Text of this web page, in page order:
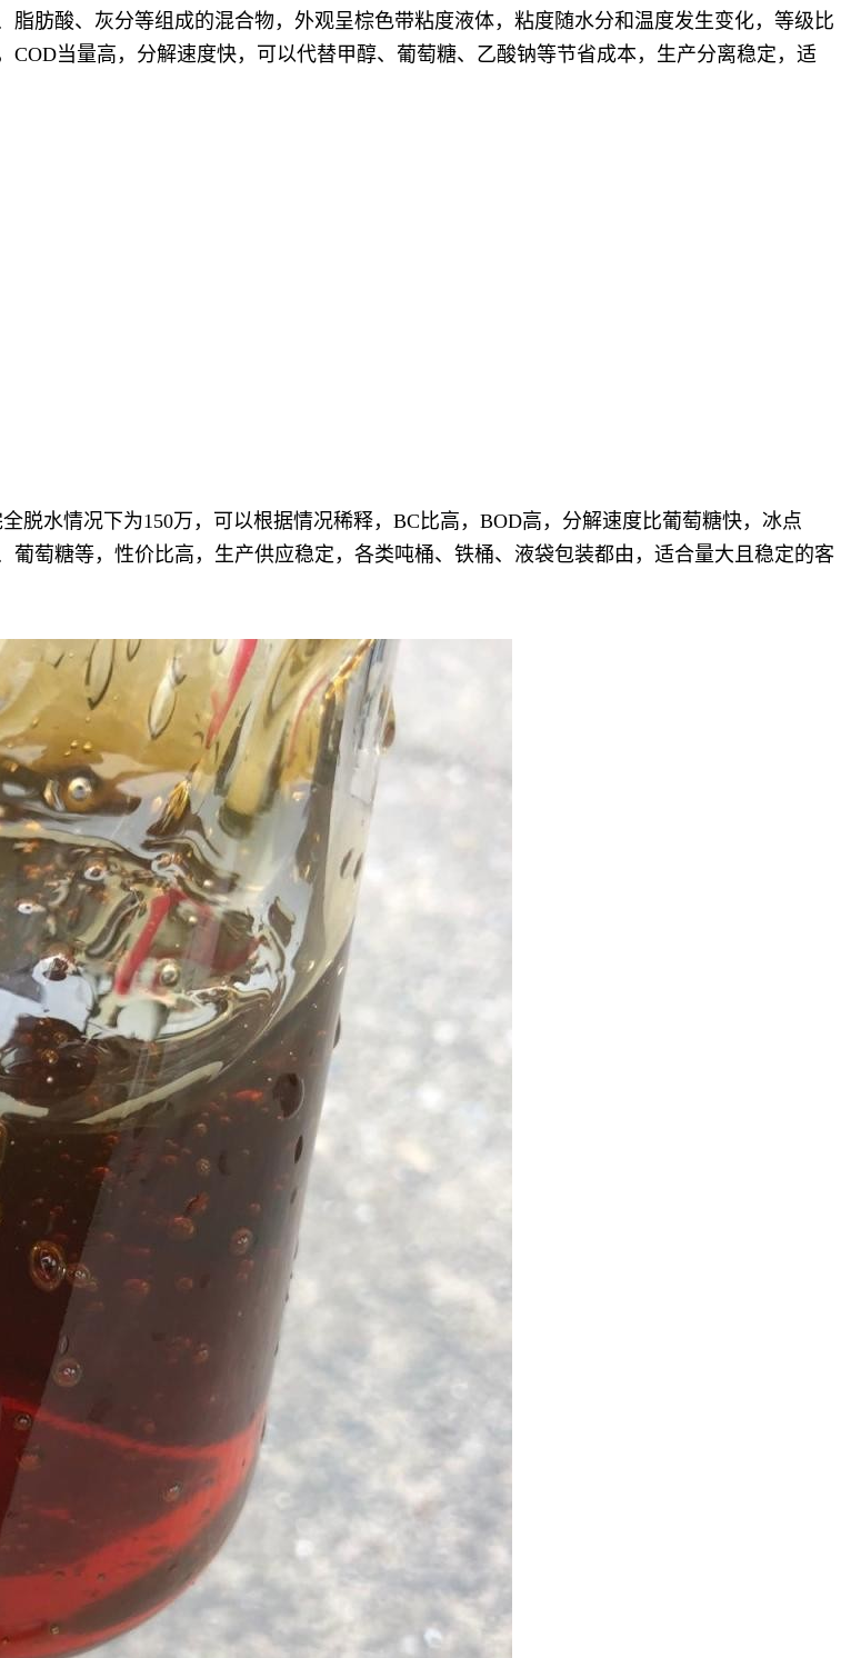
肪酸、灰分等组成的混合物，外观呈棕色带粘度液体，粘度随水分和温度发生变化，等级比
当量高，分解速度快，可以代替甲醇、葡萄糖、乙酸钠等节省成本，生产分离稳定，适
脱水情况下为150万，可以根据情况稀释，BC比高，BOD高，分解速度比葡萄糖快，冰点
萄糖等，性价比高，生产供应稳定，各类吨桶、铁桶、液袋包装都由，适合量大且稳定的客